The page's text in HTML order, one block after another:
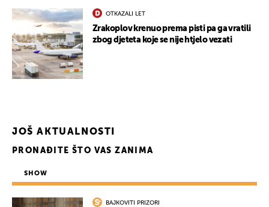
OTKAZALI LET
Zrakoplov krenuo prema pisti pa ga vratili
zbog djeteta koje se nije htjelo vezati
JOŠ AKTUALNOSTI
PRONAĐITE ŠTO VAS ZANIMA
SHOW
BAJKOVITI PRIZORI